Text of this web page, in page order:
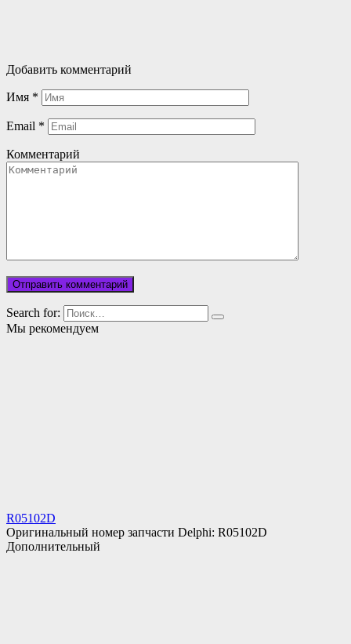
Добавить комментарий
Имя *
Email *
Комментарий
Search for:
Мы рекомендуем
R05102D
Оригинальный номер запчасти Delphi: R05102D
Дополнительный